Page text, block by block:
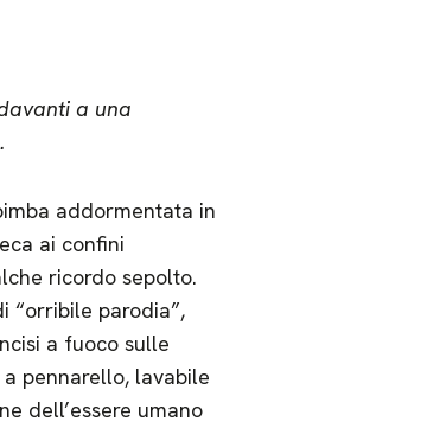
a una
.
addormentata in
ai confini
ricordo sepolto.
“orribile parodia”,
a fuoco sulle
pennarello, lavabile
dell’essere umano